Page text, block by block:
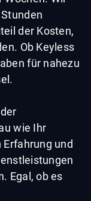
der Kosten,
Ob Keyless
für nahezu
wie Ihr
und
Egal, ob es